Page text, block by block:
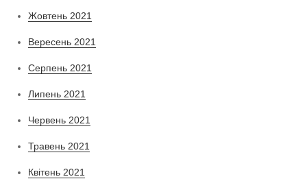
Жовтень 2021
Вересень 2021
Серпень 2021
Липень 2021
Червень 2021
Травень 2021
Квітень 2021